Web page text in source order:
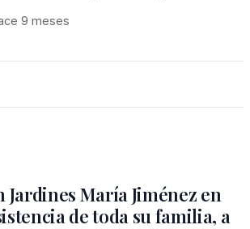
9 meses
María Jiménez en
de toda su familia, a